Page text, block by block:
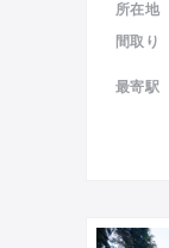
所在地
間取り
最寄駅